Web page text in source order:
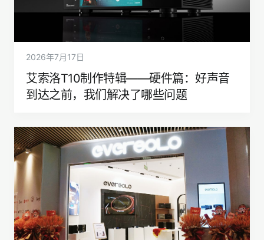
2026年7月17日
艾索洛T10制作特辑——硬件篇：好声音
到达之前，我们解决了哪些问题